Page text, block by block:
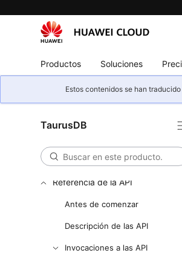
Productos Soluciones
Estos contenidos se han
TaurusDB
Guía del usuario
Referencia de la API
Antes de comenzar
Descripción de las API
Invocaciones a las API